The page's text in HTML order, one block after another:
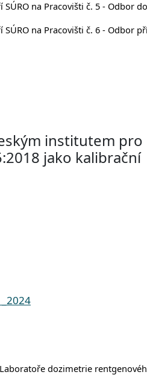
na Pracovišti č. 5 - Odbor
na Pracovišti č. 6 - Odbor
institutem pro
jako kalibrační
dozimetrie